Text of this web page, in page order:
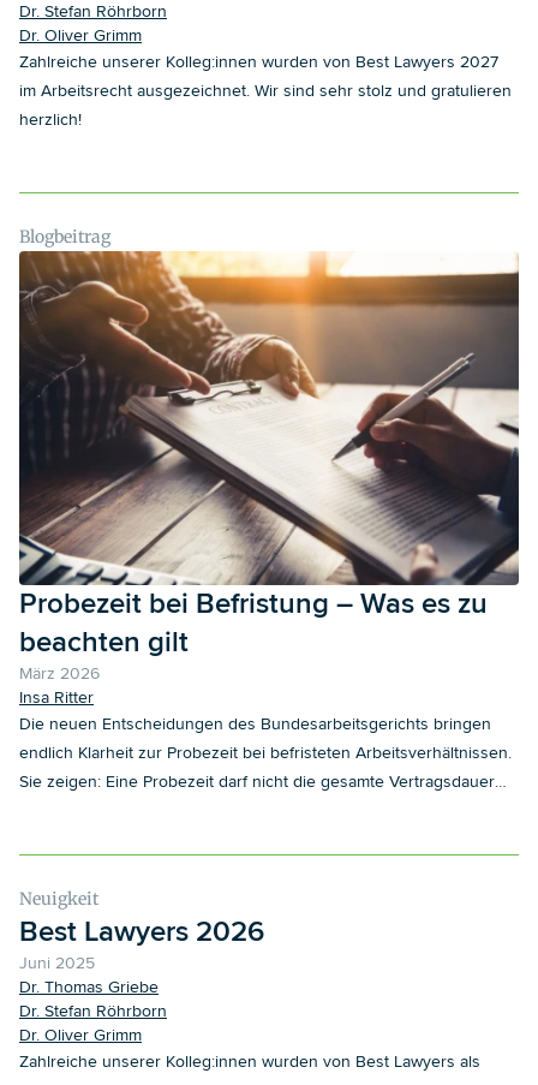
Dr. Stefan Röhrborn
Dr. Oliver Grimm
Zahlreiche unserer Kolleg:innen wurden von Best Lawyers 2027
im Arbeitsrecht ausgezeichnet. Wir sind sehr stolz und gratulieren
herzlich!
Blogbeitrag
Probezeit bei Befristung – Was es zu
beachten gilt
März 2026
Insa Ritter
Die neuen Entscheidungen des Bundesarbeitsgerichts bringen
endlich Klarheit zur Probezeit bei befristeten Arbeitsverhältnissen.
Sie zeigen: Eine Probezeit darf nicht die gesamte Vertragsdauer
Neuigkeit
Best Lawyers 2026
Juni 2025
Dr. Thomas Griebe
Dr. Stefan Röhrborn
Dr. Oliver Grimm
Zahlreiche unserer Kolleg:innen wurden von Best Lawyers als